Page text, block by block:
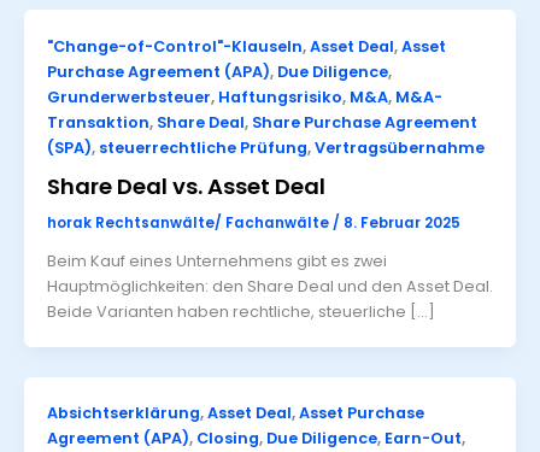
"Change-of-Control"-Klauseln,Asset Deal,Asset
Purchase Agreement (APA), Due Diligence,
Grunderwerbsteuer, Haftungsrisiko, M&A, M&A-
Transaktion, Share Deal, Share Purchase Agreement
(SPA), steuerrechtliche Prüfung,Vertragsübernahme
Share Deal vs. Asset Deal
horak Rechtsanwälte/ Fachanwälte / 8. Februar 2025
Beim Kauf eines Unternehmens gibt es zwei
Hauptmöglichkeiten: den Share Deal und den Asset Deal.
Beide Varianten haben rechtliche, steuerliche […]
Absichtserklärung,Asset Deal,Asset Purchase
Agreement (APA), Closing, Due Diligence, Earn-Out,